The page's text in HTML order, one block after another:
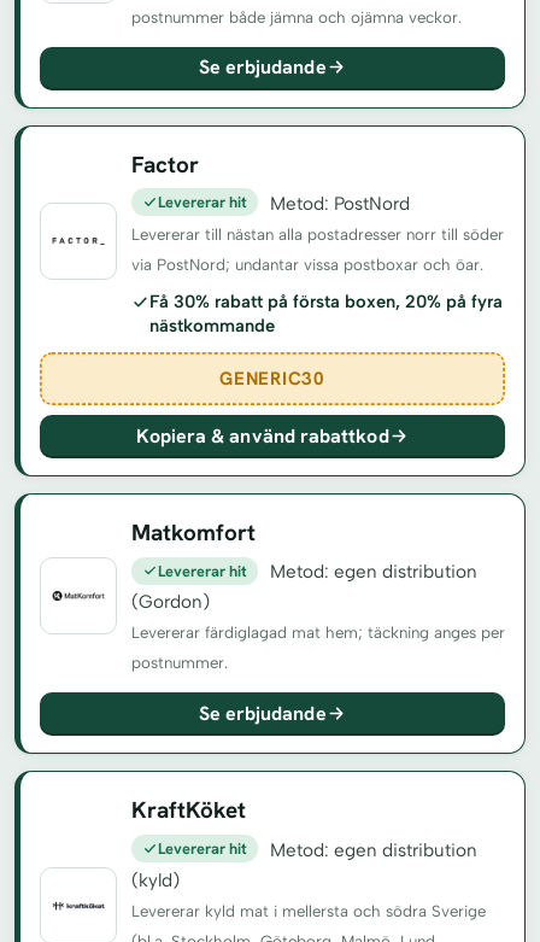
postnummer både jämna och ojämna veckor.
Se erbjudande
Factor
Levererar hit Metod: PostNord
Levererar till nästan alla postadresser norr till söder
via PostNord; undantar vissa postboxar och öar.
Få 30% rabatt på första boxen, 20% på fyra
nästkommande
GENERIC30
Kopiera & använd rabattkod
Matkomfort
Levererar hit
Metod: egen distribution
(Gordon)
Levererar färdiglagad mat hem; täckning anges per
postnummer.
Se erbjudande
KraftKöket
Levererar hit
Metod: egen distribution
(kyld)
Levererar kyld mat i mellersta och södra Sverige